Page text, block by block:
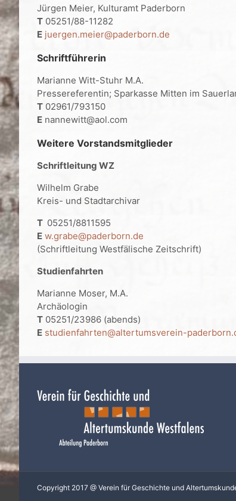
Jürgen Meier, Kulturamt Paderborn
T 05251/88-11282
E juergen.meier@paderborn.de
Schriftführerin
Marianne Witt-Stuhr M.A.
Pressereferentin; Sparkasse Mitten im
T 02961/793150
E nannewitt@aol.com
Weitere Vorstandsmitglieder
Schriftleitung WZ
Wilhelm Grabe
Kreis- und Stadtarchivar
T 05251/8811595
E w.grabe@paderborn.de
(Schriftleitung Westfälische Zeitschrift)
Studienfahrten
Marianne Moser, M.A.
Archäologin
T 05251/23986 (abends)
E studienfahrten@altertumsverein-
Copyright 2017 @ Verein für Geschichte und